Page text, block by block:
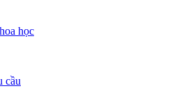
học
cầu